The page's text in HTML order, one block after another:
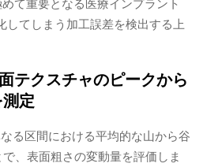
て重要となる医療インプラント
してしまう加工誤差を検出する上
テクスチャのピークから
定
る区間における平均的な山から谷
、表面粗さの変動量を評価しま